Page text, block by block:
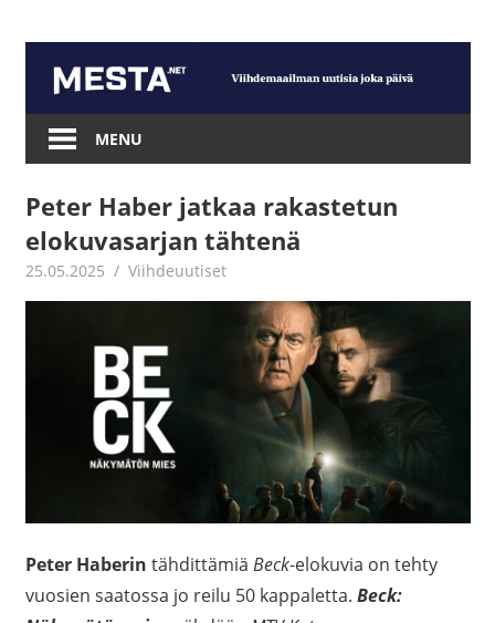
content
Mesta.net
MENU
Peter Haber jatkaa rakastetun
elokuvasarjan tähtenä
25.05.2025 Juha Kaunisto
Viihdeuutiset
Peter Haberin tähdittämiä Beck-elokuvia on tehty
vuosien saatossa jo reilu 50 kappaletta. Beck: